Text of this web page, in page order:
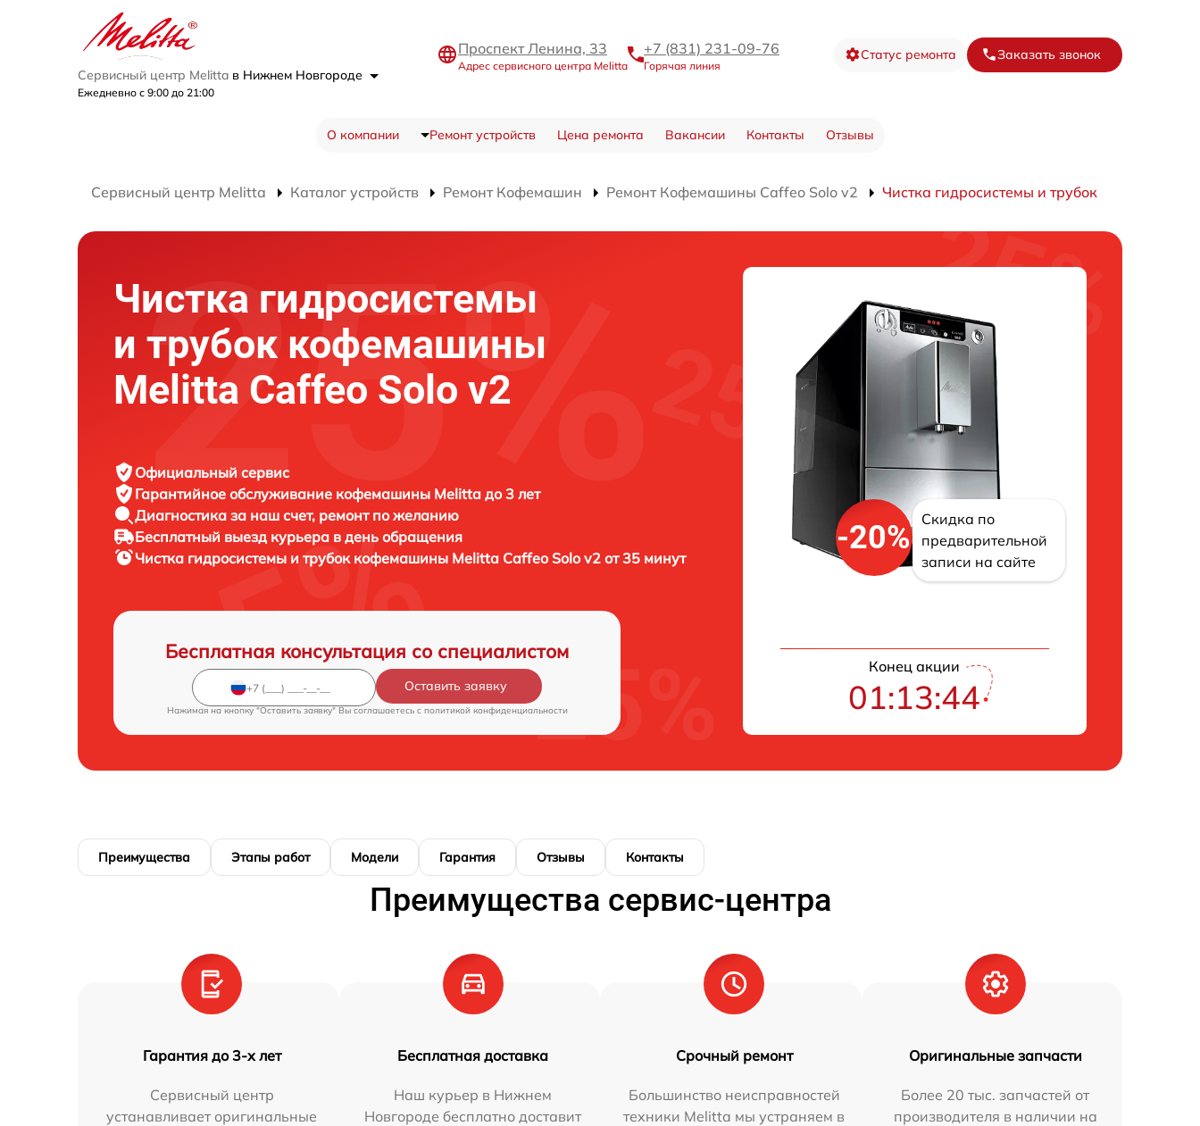
Сервисный центр Melitta в Нижнем Новгороде
Ежедневно с 9:00 до 21:00
Проспект Ленина, 33
Адрес сервисного центра Melitta
+7 (831) 231-09-76
Горячая линия
Статус ремонта Заказать звонок
О компании Ремонт устройств Цена ремонта Вакансии Контакты Отзывы
Сервисный центр Melitta Каталог устройств Ремонт Кофемашин Ремонт Кофемашины Caffeo Solo v2 Чистка гидросистемы и трубок
Чистка гидросистемы
и трубок кофемашины
Melitta Caffeo Solo v2
Официальный сервис
Гарантийное обслуживание кофемашины Melitta до 3 лет
Диагностика за наш счет, ремонт по желанию
Бесплатный выезд курьера в день обращения
Чистка гидросистемы и трубок кофемашины Melitta Caffeo Solo v2 от 35 минут
Бесплатная консультация со специалистом
Оставить заявку
Нажимая на кнопку "Оставить заявку" Вы соглашаетесь c политикой конфиденциальности
-20%
Скидка по
предварительной
записи на сайте
Конец акции
01:13:43
Преимущества Этапы работ Модели Гарантия Отзывы Контакты
Преимущества сервис-центра
Гарантия до 3-х лет
Сервисный центр
устанавливает оригинальные
Бесплатная доставка
Наш курьер в Нижнем
Новгороде бесплатно доставит
Срочный ремонт
Большинство неисправностей
техники Melitta мы устраняем в
Оригинальные запчасти
Более 20 тыс. запчастей от
производителя в наличии на